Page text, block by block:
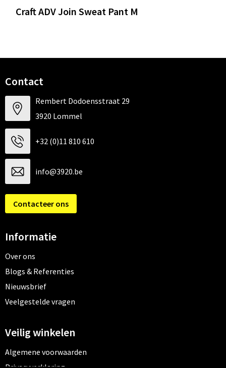
Craft ADV Join Sweat Pant M
Contact
Rembert Dodoensstraat 29
3920 Lommel
+32 (0)11 810 610
info@3920.be
Contacteer ons
Informatie
Over ons
Blogs & Referenties
Nieuwsbrief
Veelgestelde vragen
Veilig winkelen
Algemene voorwaarden